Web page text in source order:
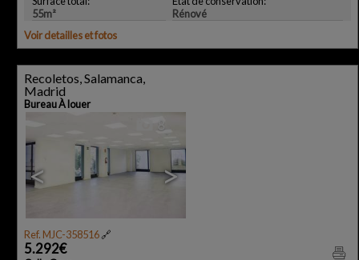
55m²
Rénové
Voir detailles et fotos
Recoletos, Salamanca,
Madrid
Bureau À louer
< >
8
Ref. MJC-358516🔗
5.292€